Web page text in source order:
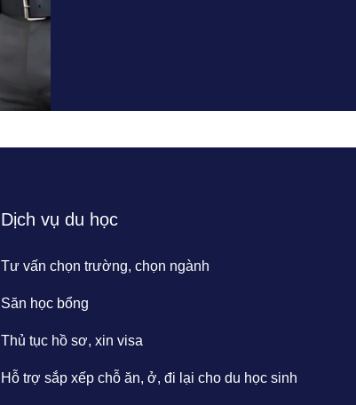
Dịch vụ du học
Tư vấn chọn trường, chọn ngành
Săn học bổng
Thủ tục hồ sơ, xin visa
Hỗ trợ sắp xếp chỗ ăn, ở, đi lại cho du học sinh